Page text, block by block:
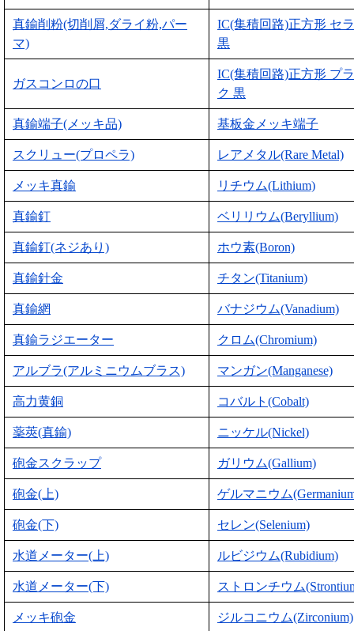
真鍮削粉(切削屑,ダライ粉,パー
マ)
IC(集積回路)正方形 セ
黒
ガスコンロの口
IC(集積回路)正方形 プ
ク 黒
真鍮端子(メッキ品) 基板金メッキ端子
スクリュー(プロペラ) レアメタル(Rare Metal)
メッキ真鍮 リチウム(Lithium)
真鍮釘 ベリリウム(Beryllium)
真鍮釘(ネジあり) ホウ素(Boron)
真鍮針金 チタン(Titanium)
真鍮網 バナジウム(Vanadium)
真鍮ラジエーター クロム(Chromium)
アルブラ(アルミニウムブラス) マンガン(Manganese)
高力黄銅 コバルト(Cobalt)
薬莢(真鍮) ニッケル(Nickel)
砲金スクラップ ガリウム(Gallium)
砲金(上) ゲルマニウム
砲金(下) セレン(Selenium)
水道メーター(上) ルビジウム(Rubidium)
水道メーター(下) ストロンチウム
メッキ砲金 ジルコニウム(Zirconium)